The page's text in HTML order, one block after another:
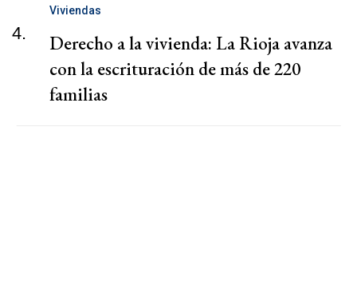
4.
Viviendas
Derecho a la vivienda: La Rioja avanza
con la escrituración de más de 220
familias